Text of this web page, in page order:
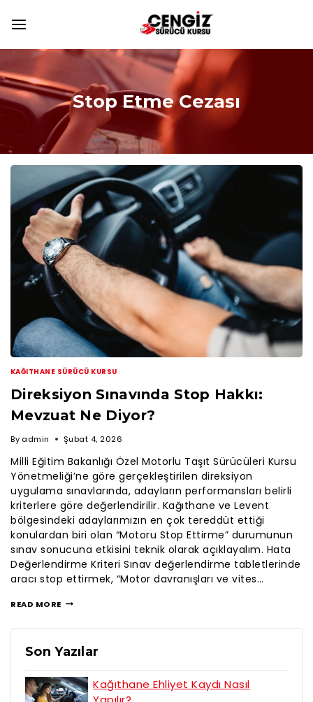
Stop Etme Cezası
KAĞITHANE SÜRÜCÜ KURSU
Direksiyon Sınavında Stop Hakkı:
Mevzuat Ne Diyor?
By admin Şubat 4, 2026
Milli Eğitim Bakanlığı Özel Motorlu Taşıt Sürücüleri Kursu
Yönetmeliği’ne göre gerçekleştirilen direksiyon
uygulama sınavlarında, adayların performansları belirli
kriterlere göre değerlendirilir. Kağıthane ve Levent
bölgesindeki adaylarımızın en çok tereddüt ettiği
konulardan biri olan “Motoru Stop Ettirme” durumunun
sınav sonucuna etkisini teknik olarak açıklayalım. Hata
Değerlendirme Kriteri Sınav değerlendirme tabletlerinde
aracı stop ettirmek, “Motor davranışları ve vites…
READ MORE
Son Yazılar
Kağıthane Ehliyet Kaydı Nasıl